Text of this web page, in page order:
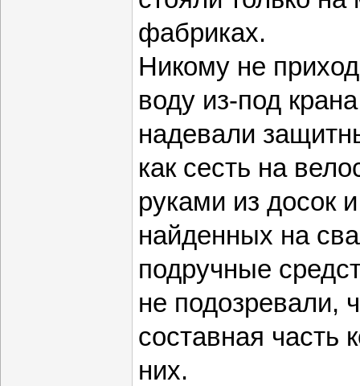
фабриках.
Никому не
воду из-под
надевали
как сесть на
руками из досок
найденных на
подручные
не подозревали,
составная часть
них.